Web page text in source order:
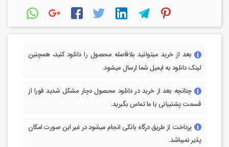
بعد از خرید میتوانید بلافاصله محصول را دانلود کنید، همچنین
لینک دانلود به ایمیل شما ارسال میشود.
چنانچه بعد از خرید در دانلود محصول دچار مشکل شدید فورا از
قسمت پشتیبانی با ما تماس بگیرید.
پرداخت از طریق درگاه بانکی انجام میشود در غیر این صورت امکان
پذیر نمیباشد.